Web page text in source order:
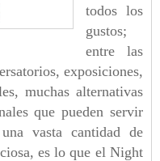
todos los
gustos;
entre las
exposiciones,
muchas alternativas
que pueden servir
vasta cantidad de
es lo que el Night